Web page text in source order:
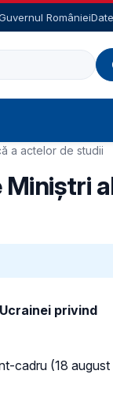
României
a actelor de studii
Miniștri
privind
cadru (18 august